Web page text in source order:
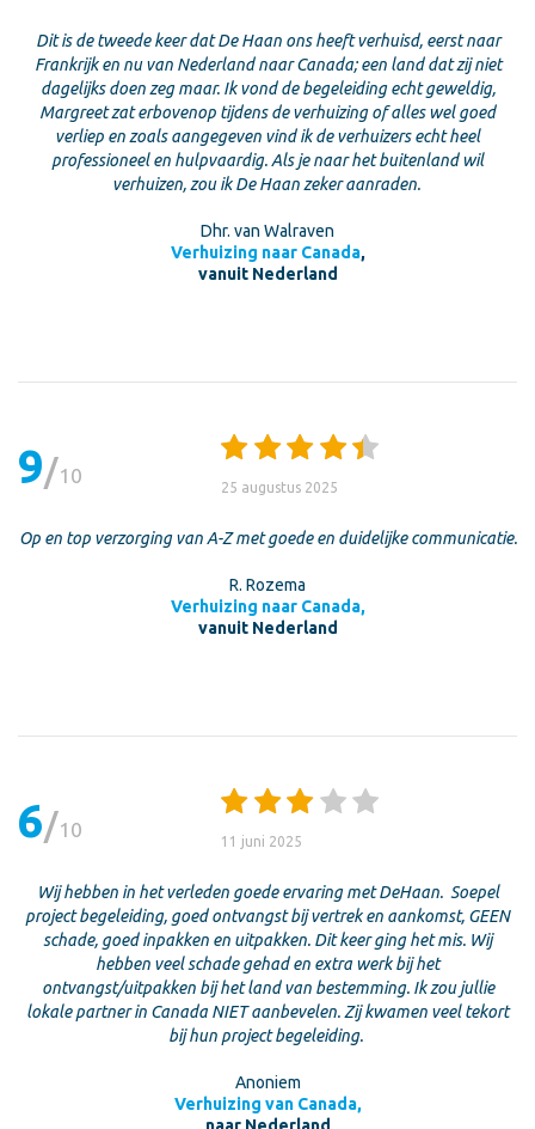
Dit is de tweede keer dat De Haan ons heeft verhuisd, eerst naar
Frankrijk en nu van Nederland naar Canada; een land dat zij niet
dagelijks doen zeg maar. Ik vond de begeleiding echt geweldig,
Margreet zat erbovenop tijdens de verhuizing of alles wel goed
verliep en zoals aangegeven vind ik de verhuizers echt heel
professioneel en hulpvaardig. Als je naar het buitenland wil
verhuizen, zou ik De Haan zeker aanraden.
Dhr. van Walraven
Verhuizing naar Canada,
vanuit Nederland
9 10
25 augustus 2025
Op en top verzorging van A-Z met goede en duidelijke communicatie.
R. Rozema
Verhuizing naar Canada,
vanuit Nederland
6 10
11 juni 2025
Wij hebben in het verleden goede ervaring met DeHaan. Soepel
project begeleiding, goed ontvangst bij vertrek en aankomst, GEEN
schade, goed inpakken en uitpakken. Dit keer ging het mis. Wij
hebben veel schade gehad en extra werk bij het
ontvangst/uitpakken bij het land van bestemming. Ik zou jullie
lokale partner in Canada NIET aanbevelen. Zij kwamen veel tekort
bij hun project begeleiding.
Anoniem
Verhuizing van Canada,